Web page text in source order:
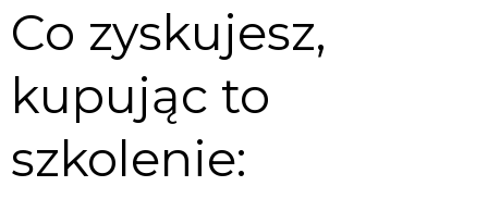
Co zyskujesz,
kupując to
szkolenie: